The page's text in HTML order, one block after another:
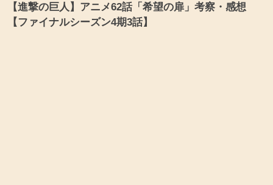
【進撃の巨人】アニメ62話「希望の扉」考察・感想
【ファイナルシーズン4期3話】